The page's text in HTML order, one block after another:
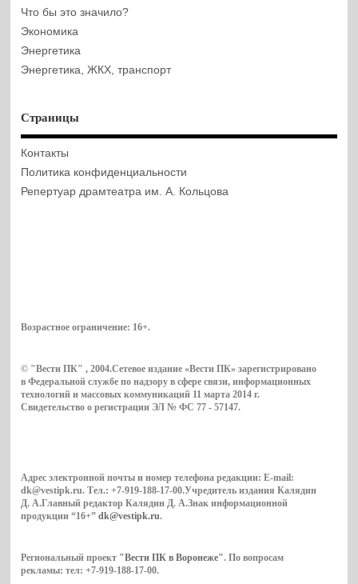
Что бы это значило?
Экономика
Энергетика
Энергетика, ЖКХ, транспорт
Страницы
Контакты
Политика конфиденциальности
Репертуар драмтеатра им. А. Кольцова
Возрастное ограничение: 16+.
© "Вести ПК" , 2004.Сетевое издание «Вести ПК» зарегистрировано
в Федеральной службе по надзору в сфере связи, информационных
технологий и массовых коммуникаций 11 марта 2014 г.
Свидетельство о регистрации ЭЛ № ФС 77 - 57147.
Адрес электронной почты и номер телефона редакции: E-mail:
dk@vestipk.ru. Тел.: +7-919-188-17-00.Учредитель издания Калядин
Д. А.Главный редактор Калядин Д. А.Знак информационной
продукции “16+”dk@vestipk.ru.
Региональный проект "Вести ПК в Воронеже". По вопросам
рекламы: тел: +7-919-188-17-00.